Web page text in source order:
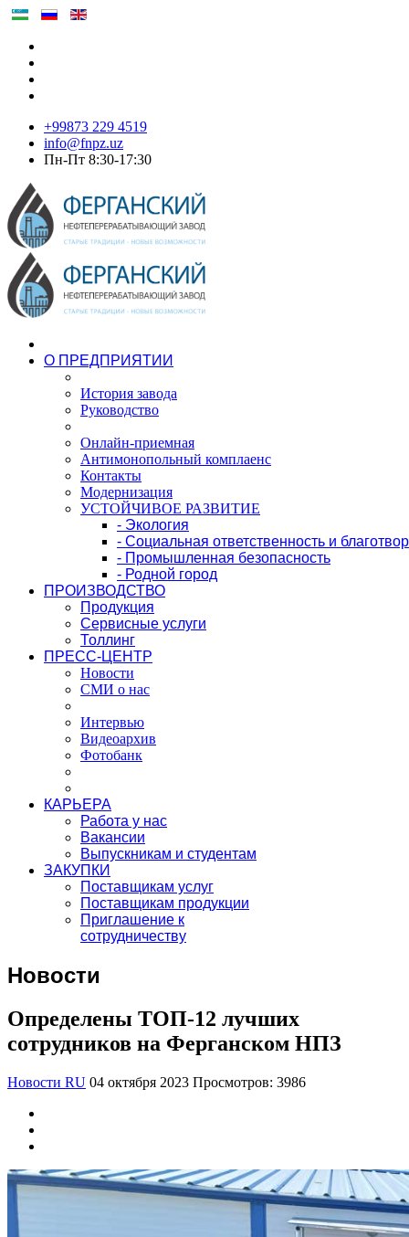
+99873 229 4519
info@fnpz.uz
Пн-Пт 8:30-17:30
О ПРЕДПРИЯТИИ
История завода
Руководство
Онлайн-приемная
Антимонопольный комплаенс
Контакты
Модернизация
УСТОЙЧИВОЕ РАЗВИТИЕ
- Экология
- Социальная ответственность и
- Промышленная безопасность
- Родной город
ПРОИЗВОДСТВО
Продукция
Сервисные услуги
Толлинг
ПРЕСС-ЦЕНТР
Новости
СМИ о нас
Интервью
Видеоархив
Фотобанк
КАРЬЕРА
Работа у нас
Вакансии
Выпускникам и студентам
ЗАКУПКИ
Поставщикам услуг
Поставщикам продукции
Приглашение к
сотрудничеству
Новости
Определены ТОП-12 лучших
сотрудников на Ферганском НПЗ
Новости RU 04 октября 2023 Просмотров: 3986